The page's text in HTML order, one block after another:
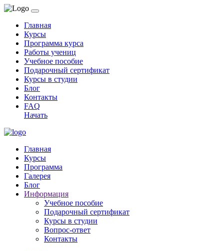
Главная
Курсы
Программа курса
Работы учениц
Учебное пособие
Подарочный сертификат
Курсы в студии
Блог
Контакты
FAQ
Начать
Главная
Курсы
Программа
Галерея
Блог
Информация
Учебное пособие
Подарочный сертификат
Курсы в студии
Вопрос-ответ
Контакты